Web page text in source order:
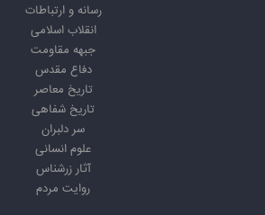
رسانه و ارتباطات
انقلاب اسلامی
جبهه مقاومت
دفاع مقدس
تاریخ معاصر
تاریخ شفاهی
سر دلبران
علوم انسانی
آثار زرشناس
روایت مردم